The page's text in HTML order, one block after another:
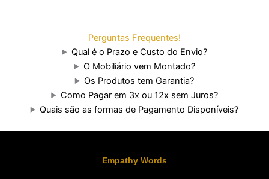
Perguntas Frequentes!
Qual é o Prazo e Custo do Envio?
O Mobiliário vem Montado?
Os Produtos tem Garantia?
Como Pagar em 3x ou 12x sem Juros?
Quais são as formas de Pagamento Disponíveis?
Empathy Words